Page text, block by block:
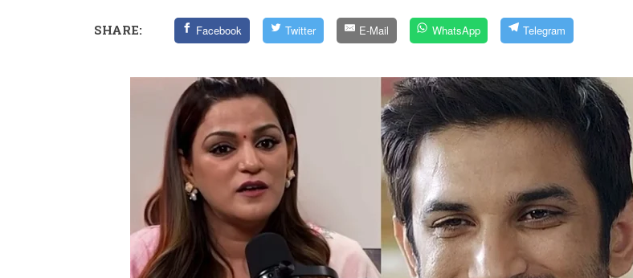
SHARE: Facebook Twitter E-Mail WhatsApp Telegram